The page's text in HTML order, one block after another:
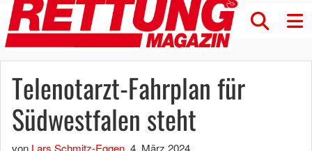
Telenotarzt-Fahrplan für
Südwestfalen steht
von Lars Schmitz-Eggen, 4. März 2024